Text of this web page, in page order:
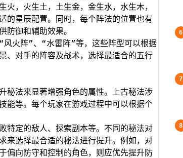
，火生土，土生金，金生水，水生木，
的星辰配置。同时，每个阵法的位置也有
防御和辅助效果。
风火阵”、“水雷阵”等，这些阵型可以根据
、对手的阵容及战术，选择最适合的五行
秘法来显著增强角色的属性。上古秘法涉
能等。每个玩家在游戏过程中可以根据个
特定的敌人、探索副本等。不同的秘法对
来选择最合适的秘法进行提升。例如，对
偏向防守和控制的角色，则应优先提升防
6
7
8